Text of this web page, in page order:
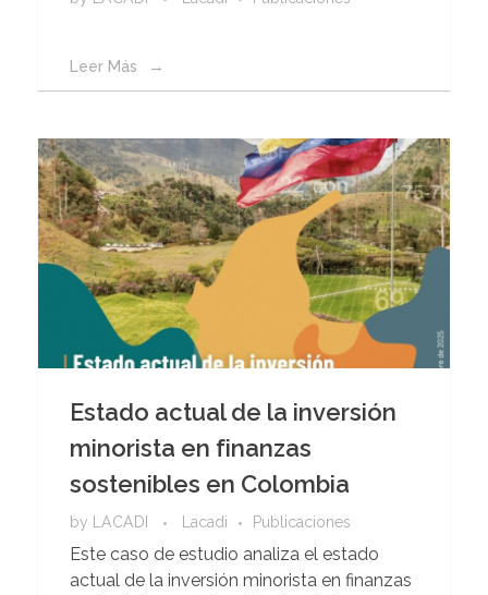
Leer Más
Estado actual de la inversión
minorista en finanzas
sostenibles en Colombia
by LACADI Lacadi Publicaciones
Este caso de estudio analiza el estado
actual de la inversión minorista en finanzas